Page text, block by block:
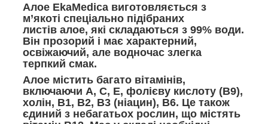
Алое EkaMedica виготовляється з
м’якоті спеціально підібраних
листів алое, які складаються з 99% води.
Він прозорий і має характерний,
освіжаючий, але водночас злегка
терпкий смак.
Алое містить багато вітамінів,
включаючи A, C, E, фолієву кислоту (B9),
холін, В1, В2, В3 (ніацин), В6. Це також
єдиний з небагатьох рослин, що містять